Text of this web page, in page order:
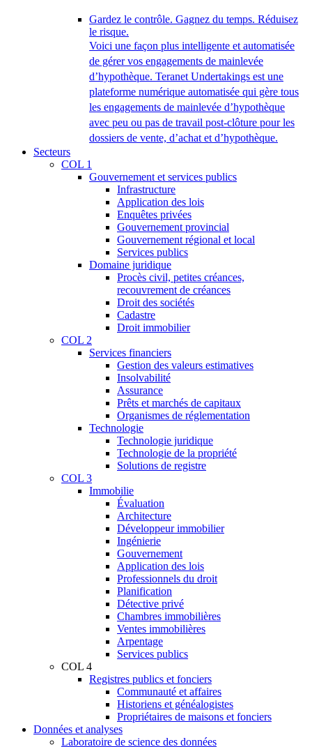
Gardez le contrôle. Gagnez du temps. Réduisez
le risque.
Voici une façon plus intelligente et automatisée
de gérer vos engagements de mainlevée
d’hypothèque. Teranet Undertakings est une
plateforme numérique automatisée qui gère tous
les engagements de mainlevée d’hypothèque
avec peu ou pas de travail post-clôture pour les
dossiers de vente, d’achat et d’hypothèque.
Secteurs
COL 1
Gouvernement et services publics
Infrastructure
Application des lois
Enquêtes privées
Gouvernement provincial
Gouvernement régional et local
Services publics
Domaine juridique
Procès civil, petites créances,
recouvrement de créances
Droit des sociétés
Cadastre
Droit immobilier
COL 2
Services financiers
Gestion des valeurs estimatives
Insolvabilité
Assurance
Prêts et marchés de capitaux
Organismes de réglementation
Technologie
Technologie juridique
Technologie de la propriété
Solutions de registre
COL 3
Immobilie
Évaluation
Architecture
Développeur immobilier
Ingénierie
Gouvernement
Application des lois
Professionnels du droit
Planification
Détective privé
Chambres immobilières
Ventes immobilières
Arpentage
Services publics
COL 4
Registres publics et fonciers
Communauté et affaires
Historiens et généalogistes
Propriétaires de maisons et fonciers
Données et analyses
Laboratoire de science des données